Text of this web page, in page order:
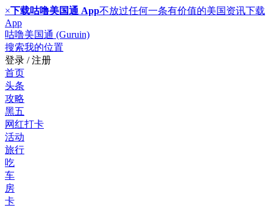
×下载咕噜美国通 App不放过任何一条有价值的美国资讯下载
App
咕噜美国通 (Guruin)
搜索我的位置
登录 / 注册
首页
头条
攻略
黑五
网红打卡
活动
旅行
吃
车
房
卡